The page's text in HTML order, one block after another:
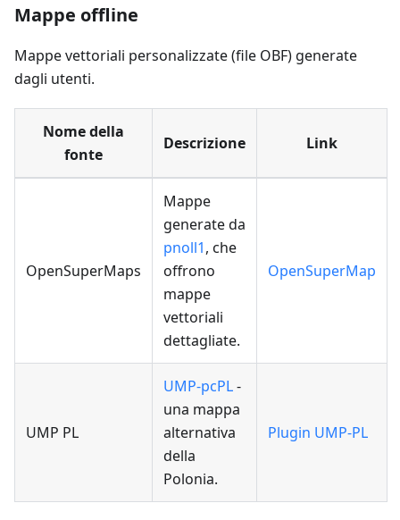
Mappe offline
Mappe vettoriali personalizzate (file OBF) generate
dagli utenti.
Nome della
fonte
Descrizione Link
OpenSuperMaps
Mappe
generate da
pnoll1, che
offrono
mappe
vettoriali
dettagliate.
OpenSuperMap
UMP PL
UMP-pcPL-
una mappa
alternativa
della
Polonia.
Plugin UMP-PL